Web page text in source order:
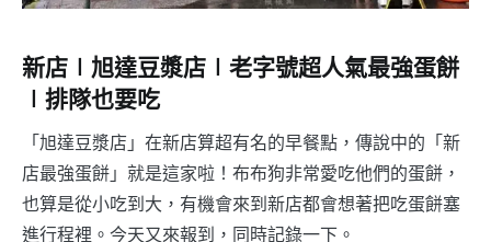
新店∣旭達豆漿店∣老字號超人氣最強蛋餅
∣排隊也要吃
「旭達豆漿店」在新店算超有名的早餐點，傳說中的「新
店最強蛋餅」就是這家啦！布布狗非常愛吃他們的蛋餅，
也算是從小吃到大，有機會來到新店都會想著把吃蛋餅塞
進行程裡。今天又來報到，同時記錄一下。